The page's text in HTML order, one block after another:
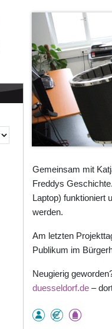
Gemeinsam mit
Freddys
Laptop) funktioniert
werden.
Am letzten
Publikum im
Neugierig
duesseldorf.de–